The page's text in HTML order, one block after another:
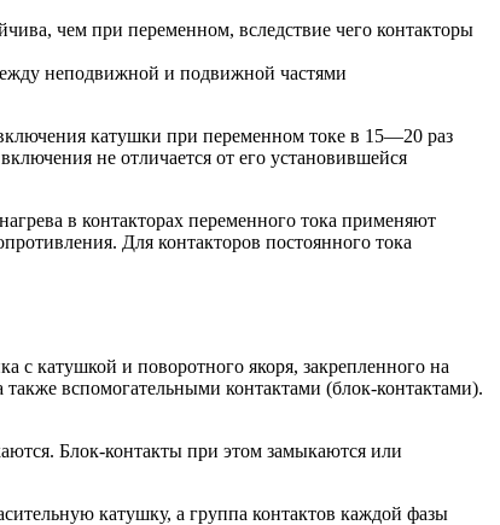
чем при переменном, вследствие чего контакторы
неподвижной и подвижной частями
катушки при переменном токе в 15—20 раз
не отличается от его установившейся
в контакторах переменного тока применяют
Для контакторов постоянного тока
с катушкой и поворотного якоря, закрепленного на
вспомогательными контактами (блок-контактами).
Блок-контакты при этом замыкаются или
катушку, а группа контактов каждой фазы